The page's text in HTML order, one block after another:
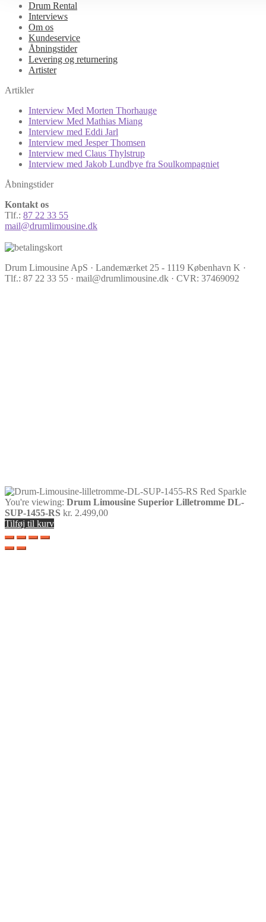
Drum Rental
Interviews
Om os
Kundeservice
Åbningstider
Levering og returnering
Artister
Artikler
Interview Med Morten Thorhauge
Interview Med Mathias Miang
Interview med Eddi Jarl
Interview med Jesper Thomsen
Interview med Claus Thylstrup
Interview med Jakob Lundbye fra Soulkompagniet
Åbningstider
Kontakt os
Tlf.: 87 22 33 55
mail@drumlimousine.dk
Drum Limousine ApS · Landemærket 25 - 1119 København K ·
Tlf.: 87 22 33 55 · mail@drumlimousine.dk · CVR: 37469092
You're viewing: Drum Limousine Superior Lilletromme DL-
SUP-1455-RS kr. 2.499,00
Tilføj til kurv